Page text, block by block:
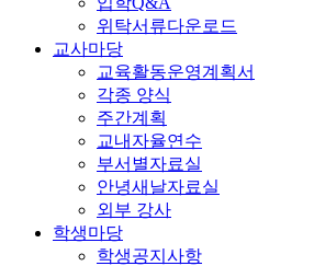
위탁서류다운로드
교사마당
교육활동운영계획서
각종 양식
주간계획
교내자율연수
부서별자료실
안녕새날자료실
외부 강사
학생마당
학생공지사항